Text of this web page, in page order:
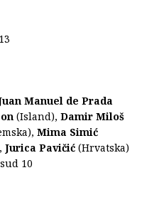
Manuel de Prada
(Island), Damir Miloš
Mima Simić
Jurica Pavičić (Hrvatska)
10